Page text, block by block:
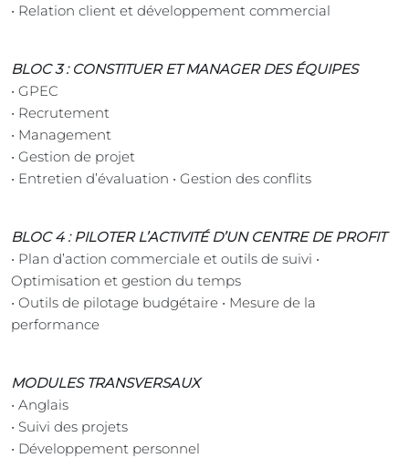
• Relation client et développement commercial
BLOC 3 : CONSTITUER ET MANAGER DES ÉQUIPES
• GPEC
• Recrutement
• Management
• Gestion de projet
• Entretien d’évaluation • Gestion des conflits
BLOC 4 : PILOTER L’ACTIVITÉ D’UN CENTRE DE PROFIT
• Plan d’action commerciale et outils de suivi •
Optimisation et gestion du temps
• Outils de pilotage budgétaire • Mesure de la
performance
MODULES TRANSVERSAUX
• Anglais
• Suivi des projets
• Développement personnel